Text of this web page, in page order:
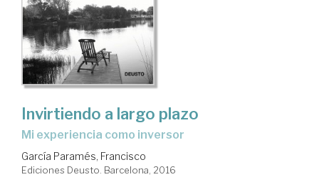
Invirtiendo a largo plazo
mi experiencia como inversor
García Paramés, Francisco
Ediciones Deusto. Barcelona, 2016